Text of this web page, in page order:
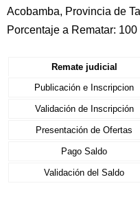
Acobamba, Provincia de
Porcentaje a Rematar: 100
Remate judicial
Publicación e Inscripcion
Validación de Inscripción
Presentación de Ofertas
Pago Saldo
Validación del Saldo